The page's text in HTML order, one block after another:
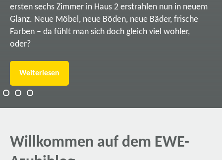
ersten sechs Zimmer in Haus 2 erstrahlen nun in neuem
Glanz. Neue Möbel, neue Böden, neue Bäder, frische
Farben – da fühlt man sich doch gleich viel wohler,
oder?
Weiterlesen
Willkommen auf dem EWE-